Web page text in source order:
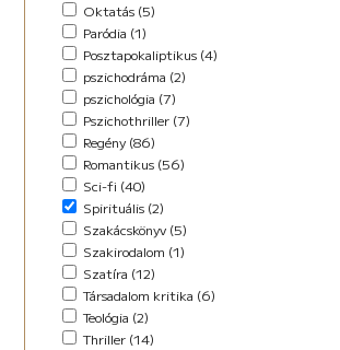
Oktatás (5)
Paródia (1)
Posztapokaliptikus (4)
pszichodráma (2)
pszichológia (7)
Pszichothriller (7)
Regény (86)
Romantikus (56)
Sci-fi (40)
Spirituális (2)
Szakácskönyv (5)
Szakirodalom (1)
Szatíra (12)
Társadalom kritika (6)
Teológia (2)
Thriller (14)